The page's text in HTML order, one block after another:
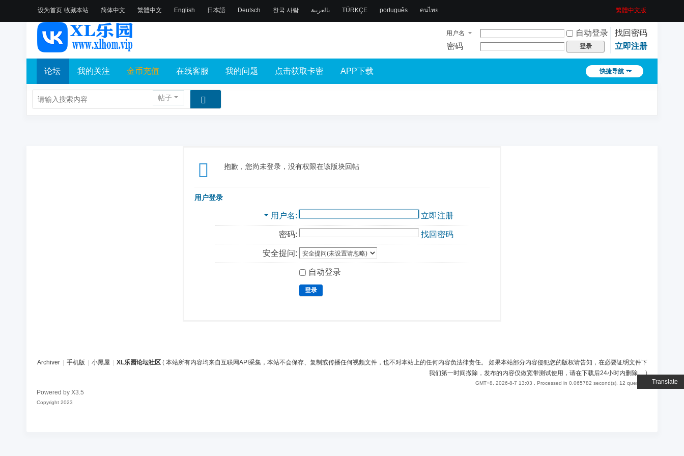
设为首页 收藏本站
Translate
简体中文 繁體中文 English 日本語 Deutsch 한국 사람 بالعربية TÜRKÇE português คนไทย 繁體中文版
用户名 自动登录
找回密码
密码
登录 立即注册
快捷导航
论坛 我的关注 金币充值 在线客服 我的问题 点击获取卡密 APP下载
帖子
抱歉，您尚未登录，没有权限在该版块回帖
用户登录
用户名 立即注册
密码: 找回密码
安全提问:
自动登录
登录
Archiver 手机版 小黑屋 XL乐园论坛社区 ( 本站所有内容均来自互联网API采集，本站不会保存、复制或传播任何视频文件，也不对本站上的任何内容负法律责任。 如果本站部分内容侵犯您的版权请告知，在必要证明文件下
我们第一时间撤除，发布的内容仅做宽带测试使用，请在下载后24小时内删除。)
GMT+8, 2026-8-7 13:03 , Processed in 0.065782 second(s), 12 queries .
Powered by X3.5
Copyright 2023